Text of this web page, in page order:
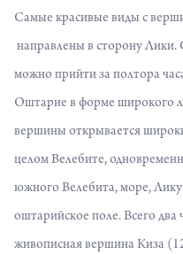
Самые красивые виды с
направлены в сторону
можно прийти за полтора
Оштарие в форме широкого
вершины открывается
целом Велебите,
южного Велебита, море,
оштарийское поле. Всего два
живописная вершина Киза